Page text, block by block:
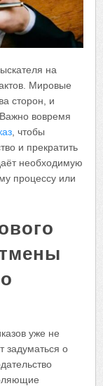
на
Мировые
сторон, и
вовремя
, чтобы
и прекратить
необходимую
процессу или
уже не
задуматься о